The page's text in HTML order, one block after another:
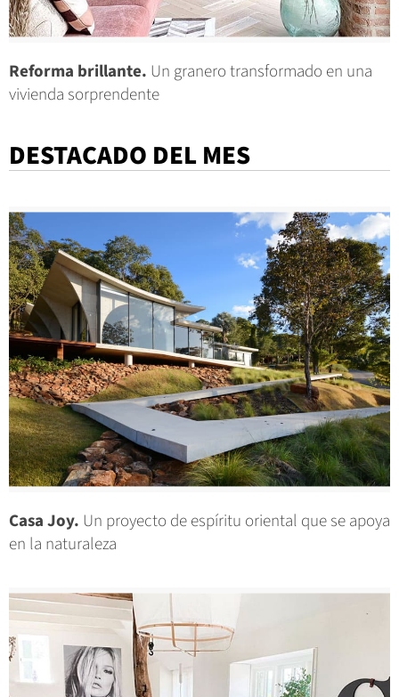
Reforma brillante. Un granero transformado en una
vivienda sorprendente
DESTACADO DEL MES
Casa Joy. Un proyecto de espíritu oriental que se apoya
en la naturaleza